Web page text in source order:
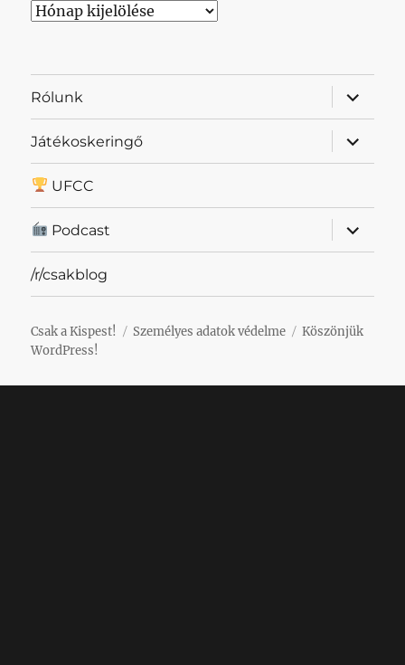
Archívum
Rólunk
almenü
Játékoskeringő
almenü
UFCC
Podcast
almenü
/r/csakblog
Csak a Kispest! Személyes adatok védelme
Köszönjük
WordPress!